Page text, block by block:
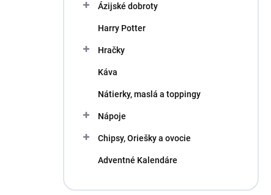
Ázijské dobroty
Harry Potter
Hračky
Káva
Nátierky, maslá a toppingy
Nápoje
Chipsy, Oriešky a ovocie
Adventné Kalendáre